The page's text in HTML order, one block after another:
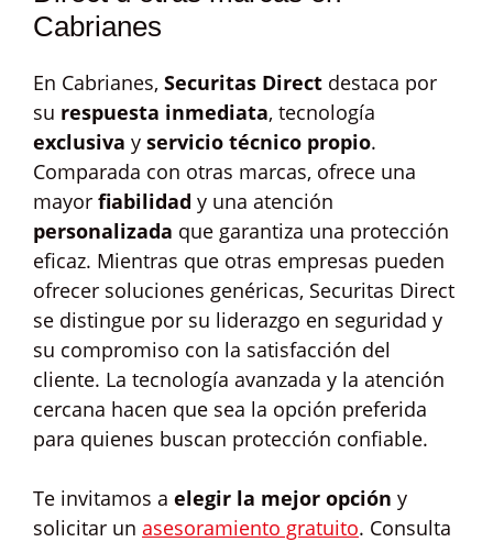
Cabrianes
En Cabrianes, Securitas Direct destaca por
su respuesta inmediata, tecnología
exclusiva y servicio técnico propio.
Comparada con otras marcas, ofrece una
mayor fiabilidad y una atención
personalizada que garantiza una protección
eficaz. Mientras que otras empresas pueden
ofrecer soluciones genéricas, Securitas Direct
se distingue por su liderazgo en seguridad y
su compromiso con la satisfacción del
cliente. La tecnología avanzada y la atención
cercana hacen que sea la opción preferida
para quienes buscan protección confiable.
Te invitamos a elegir la mejor opción y
solicitar un asesoramiento gratuito. Consulta